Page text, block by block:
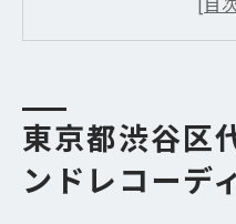
革新を支えるロ
ョン
渋谷区の音楽カ
東京都渋谷区
ンドレコーデ